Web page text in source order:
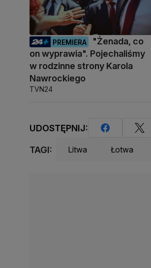
PREMIERA
"Żenada, co
on wyprawia". Pojechaliśmy
w rodzinne strony Karola
Nawrockiego
TVN24
UDOSTĘPNIJ:
TAGI: Litwa Łotwa